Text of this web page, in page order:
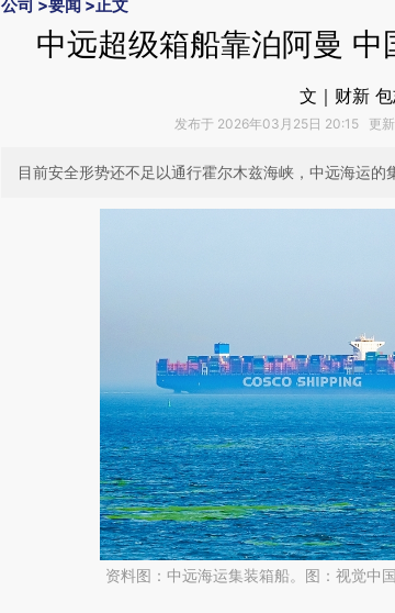
公司 >要闻 >正文
中远超级箱船靠泊阿曼
文｜财新
发布于 2026年03月25日 20:15 更
目前安全形势还不足以通行霍尔木兹海峡，中远海运
资料图：中远海运集装箱船。图：视觉中国